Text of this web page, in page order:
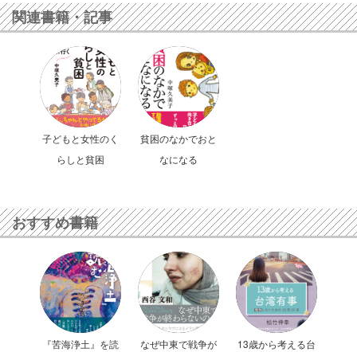
関連書籍・記事
子どもと女性のく
らしと貧困
貧困のなかでおと
なになる
おすすめ書籍
『苦海浄土』を読
なぜ中東で戦争が
13歳から考える台